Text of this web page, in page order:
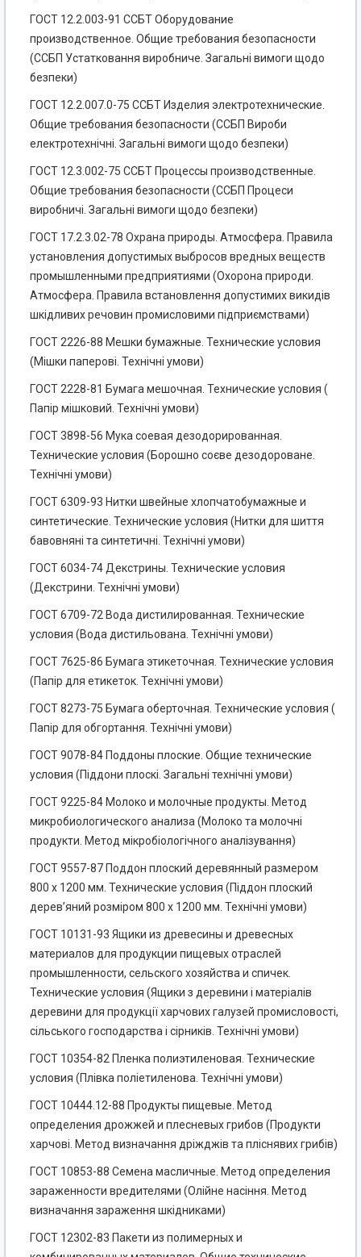
ГОСТ 12.2.003-91 ССБТ Оборудование
производственное. Общие требования безопасности
(ССБП Устатковання виробниче. Загальні вимоги щодо
безпеки)
ГОСТ 12.2.007.0-75 ССБТ Изделия электротехнические.
Общие требования безопасности (ССБП Вироби
електротехнічні. Загальні вимоги щодо безпеки)
ГОСТ 12.3.002-75 ССБТ Процессы производственные.
Общие требования безопасности (ССБП Процеси
виробничі. Загальні вимоги щодо безпеки)
ГОСТ 17.2.3.02-78 Охрана природы. Атмосфера. Правила
установления допустимых выбросов вредных веществ
промышленными предприятиями (Охорона природи.
Атмосфера. Правила встановлення допустимих викидів
шкідливих речовин промисловими підприємствами)
ГОСТ 2226-88 Мешки бумажные. Технические условия
(Мішки паперові. Технічні умови)
ГОСТ 2228-81 Бумага мешочная. Технические условия (
Папір мішковий. Технічні умови)
ГОСТ 3898-56 Мука соевая дезодорированная.
Технические условия (Борошно соєве дезодороване.
Технічні умови)
ГОСТ 6309-93 Нитки швейные хлопчатобумажные и
синтетические. Технические условия (Нитки для шиття
бавовняні та синтетичні. Технічні умови)
ГОСТ 6034-74 Декстрины. Технические условия
(Декстрини. Технічні умови)
ГОСТ 6709-72 Вода дистилированная. Технические
условия (Вода дистильована. Технічні умови)
ГОСТ 7625-86 Бумага этикеточная. Технические условия
(Папір для етикеток. Технічні умови)
ГОСТ 8273-75 Бумага оберточная. Технические условия (
Папір для обгортання. Технічні умови)
ГОСТ 9078-84 Поддоны плоские. Общие технические
условия (Піддони плоскі. Загальні технічні умови)
ГОСТ 9225-84 Молоко и молочные продукты. Метод
микробиологического анализа (Молоко та молочні
продукти. Метод мікробіологічного аналізування)
ГОСТ 9557-87 Поддон плоский деревянный размером
800 х 1200 мм. Технические условия (Піддон плоский
дерев’яний розміром 800 х 1200 мм. Технічні умови)
ГОСТ 10131-93 Ящики из древесины и древесных
материалов для продукции пищевых отраслей
промышленности, сельского хозяйства и спичек.
Технические условия (Ящики з деревини і матеріалів
деревини для продукції харчових галузей промисловості,
сільського господарства і сірників. Технічні умови)
ГОСТ 10354-82 Пленка полиэтиленовая. Технические
условия (Плівка поліетиленова. Технічні умови)
ГОСТ 10444.12-88 Продукты пищевые. Метод
определения дрожжей и плесневых грибов (Продукти
харчові. Метод визначання дріжджів та пліснявих грибів)
ГОСТ 10853-88 Семена масличные. Метод определения
зараженности вредителями (Олійне насіння. Метод
визначання зараження шкідниками)
ГОСТ 12302-83 Пакети из полимерных и